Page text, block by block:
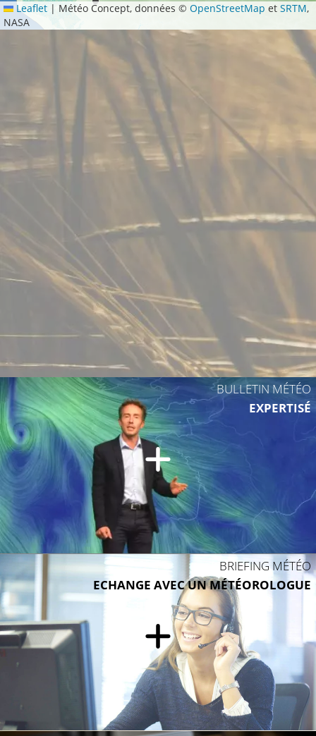
Leaflet | Météo Concept, données ©OpenStreetMap etSRTM,
NASA
BULLETIN MÉTÉO
EXPERTISÉ
BRIEFING MÉTÉO
ECHANGE AVEC UN MÉTÉOROLOGUE